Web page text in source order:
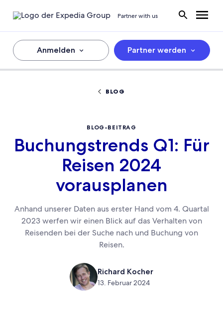
Partner with us
Anmelden Partner werden
BLOG
BLOG-BEITRAG
Buchungstrends Q1: Für
Reisen 2024
vorausplanen
Anhand unserer Daten aus erster Hand vom 4. Quartal
2023 werfen wir einen Blick auf das Verhalten von
Reisenden bei der Suche nach und Buchung von
Reisen.
Richard Kocher
13. Februar 2024